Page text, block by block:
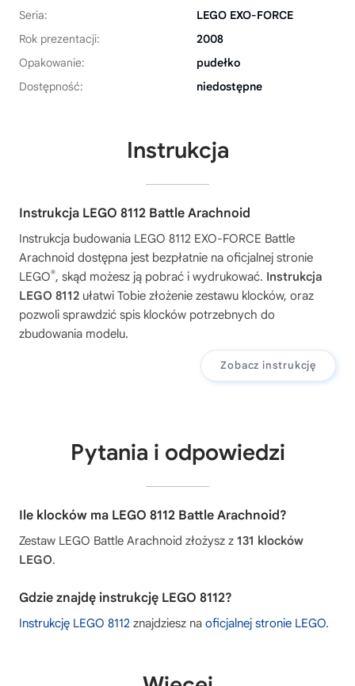
Seria:
LEGO EXO-FORCE
Rok prezentacji:
2008
Opakowanie:
pudełko
Dostępność:
niedostępne
Instrukcja
Instrukcja LEGO 8112 Battle Arachnoid
Instrukcja budowania LEGO 8112 EXO-FORCE Battle
Arachnoid dostępna jest bezpłatnie na oficjalnej stronie
LEGO®, skąd możesz ją pobrać i wydrukować. Instrukcja
LEGO 8112 ułatwi Tobie złożenie zestawu klocków, oraz
pozwoli sprawdzić spis klocków potrzebnych do
zbudowania modelu.
Zobacz instrukcję
Pytania i odpowiedzi
Ile klocków ma LEGO 8112 Battle Arachnoid?
Zestaw LEGO Battle Arachnoid złożysz z 131 klocków
LEGO.
Gdzie znajdę instrukcję LEGO 8112?
Instrukcję LEGO 8112 znajdziesz na oficjalnej stronie LEGO.